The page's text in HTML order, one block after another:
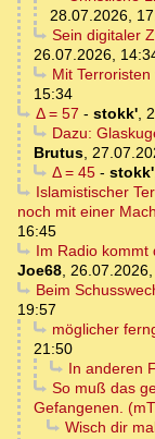
28.07.2026,
Sein digitaler
26.07.2026,
Mit
15:34
Δ = 57 - stokk',
Dazu:
Brutus,
Δ = 45- stokk'
Islamistischer
noch mit einer
16:45
Im Radio kommt
Joe68,
Beim
19:57
möglicher
21:50
In anderen
So muß das
Gefangenen.
Wisch dir